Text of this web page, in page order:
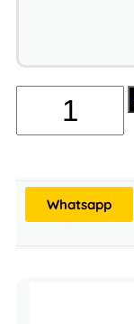
Whatsapp